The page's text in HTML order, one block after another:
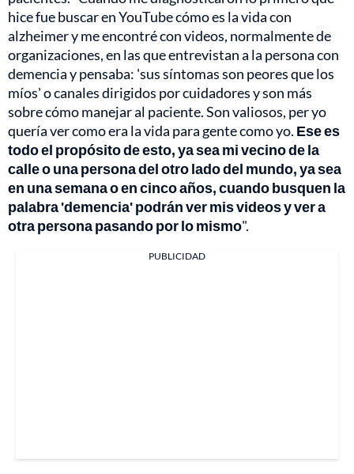
hice fue buscar en YouTube cómo es la vida con
alzheimer y me encontré con videos, normalmente de
organizaciones, en las que entrevistan a la persona con
demencia y pensaba: 'sus síntomas son peores que los
míos' o canales dirigidos por cuidadores y son más
sobre cómo manejar al paciente. Son valiosos, per yo
quería ver como era la vida para gente como yo. Ese es
todo el propósito de esto, ya sea mi vecino de la
calle o una persona del otro lado del mundo, ya sea
en una semana o en cinco años, cuando busquen la
palabra 'demencia' podrán ver mis videos y ver a
otra persona pasando por lo mismo".
PUBLICIDAD